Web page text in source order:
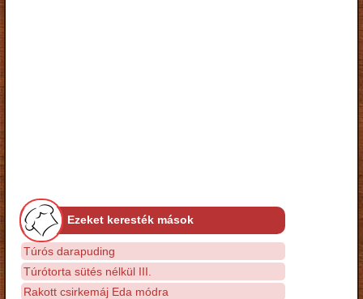
Ezeket keresték mások
Túrós darapuding
Túrótorta sütés nélkül III.
Rakott csirkemáj Eda módra